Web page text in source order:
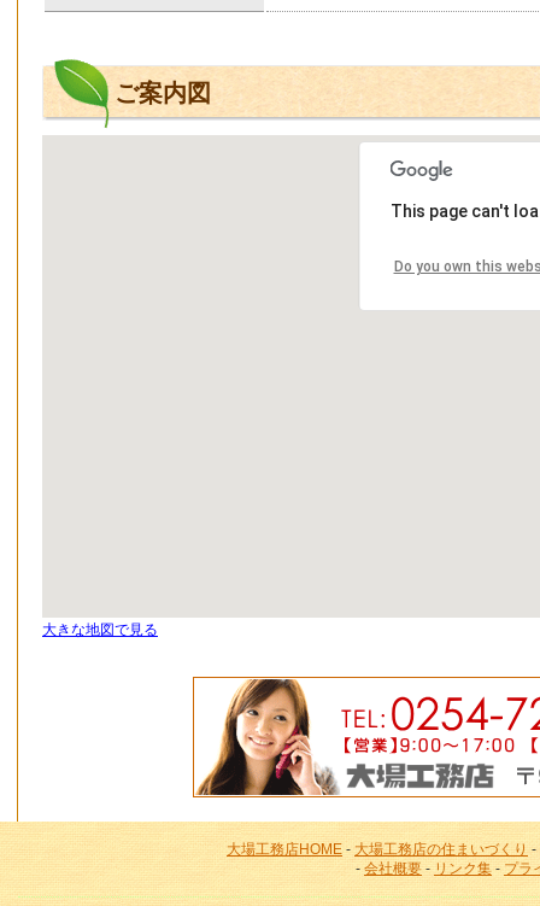
ご案内図
This page can't
Do you own this
大きな地図で見る
大場工務店HOME- 大場工務店の住まいづくり -
- 会社概要- リンク集 - プラ